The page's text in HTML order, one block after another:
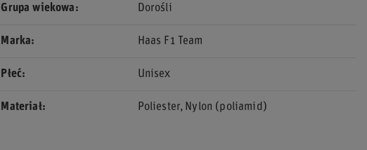
Grupa wiekowa Dorośli
Marka Haas F1 Team
Płeć Unisex
Materiał Poliester Nylon (poliamid)